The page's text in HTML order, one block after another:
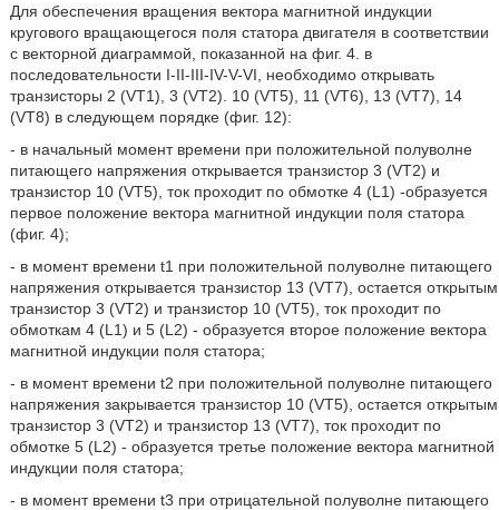
Для обеспечения вращения вектора магнитной индукции
кругового вращающегося поля статора двигателя в соответствии
с векторной диаграммой, показанной на фиг. 4. в
последовательности I-II-III-IV-V-VI, необходимо открывать
транзисторы 2 (VT1), 3 (VT2). 10 (VT5), 11 (VT6), 13 (VT7), 14
(VT8) в следующем порядке (фиг. 12):
- в начальный момент времени при положительной полуволне
питающего напряжения открывается транзистор 3 (VT2) и
транзистор 10 (VT5), ток проходит по обмотке 4 (L1) -образуется
первое положение вектора магнитной индукции поля статора
(фиг. 4);
- в момент времени t1 при положительной полуволне питающего
напряжения открывается транзистор 13 (VT7), остается открытым
транзистор 3 (VT2) и транзистор 10 (VT5), ток проходит по
обмоткам 4 (L1) и 5 (L2) - образуется второе положение вектора
магнитной индукции поля статора;
- в момент времени t2 при положительной полуволне питающего
напряжения закрывается транзистор 10 (VT5), остается открытым
транзистор 3 (VT2) и транзистор 13 (VT7), ток проходит по
обмотке 5 (L2) - образуется третье положение вектора магнитной
индукции поля статора;
- в момент времени t3 при отрицательной полуволне питающего